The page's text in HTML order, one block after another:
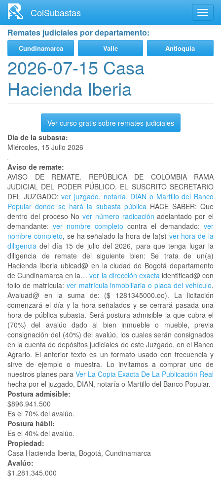
contenido
principal
ColSubastas
Remates judiciales por departamento:
Cundinamarca Valle Antioquia
2026-07-15 Casa
Hacienda Iberia
Ver curso gratis sobre remates judiciales
Día de la subasta:
Miércoles, 15 Julio 2026
Aviso de remate:
AVISO DE REMATE. REPÚBLICA DE COLOMBIA RAMA
JUDICIAL DEL PODER PÚBLICO. EL SUSCRITO SECRETARIO
DEL JUZGADO: ver juzgado, notaría, DIAN o Martillo del Banco
Popular donde se hará la subasta públicaHACE SABER: Que
dentro del proceso Nover número radicación adelantado por el
demandante: ver nombre completo contra el demandado: ver
nombre completo, se ha señalado la hora de la(s) ver hora de la
diligencia del día 15 de julio del 2026, para que tenga lugar la
diligencia de remate del siguiente bien: Se trata de un(a)
Hacienda Iberia ubicad@ en la ciudad de Bogotá departamento
de Cundinamarca en la…ver la dirección exactaidentificad@ con
folio de matrícula: ver matrícula inmobiliaria o placa del vehículo.
Avaluad@ en la suma de: ($ 1281345000.oo). La licitación
comenzará el día y la hora señalados y se cerrará pasada una
hora de pública subasta. Será postura admisible la que cubra el
(70%) del avalúo dado al bien inmueble o mueble, previa
consignación del (40%) del avalúo, los cuales serán consignados
en la cuenta de depósitos judiciales de este Juzgado, en el Banco
Agrario. El anterior texto es un formato usado con frecuencia y
sirve de ejemplo o muestra. Lo invitamos a comprar uno de
nuestros planes para Ver La Copia Exacta De La Publicación Real
hecha por el juzgado, DIAN, notaría o Martillo del Banco Popular.
Postura admisible:
$896.941.500
Es el 70% del avalúo.
Postura hábil:
Es el 40% del avalúo.
Propiedad:
Casa Hacienda Iberia, Bogotá, Cundinamarca
Avalúo:
$1.281.345.000